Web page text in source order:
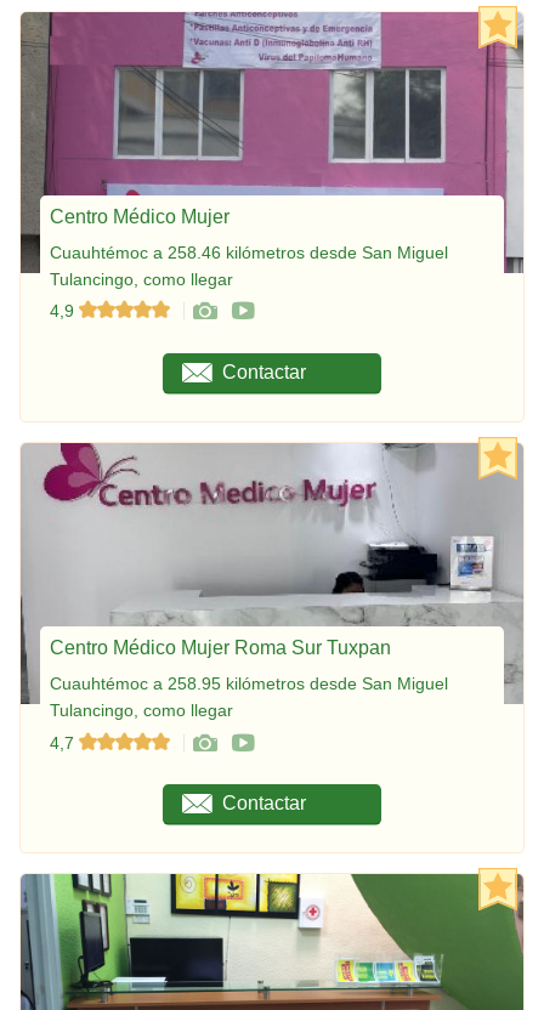
Centro Médico Mujer
Cuauhtémoc a 258.46 kilómetros desde San Miguel
Tulancingo, como llegar
4,9
Contactar
Centro Médico Mujer Roma Sur Tuxpan
Cuauhtémoc a 258.95 kilómetros desde San Miguel
Tulancingo, como llegar
4,7
Contactar